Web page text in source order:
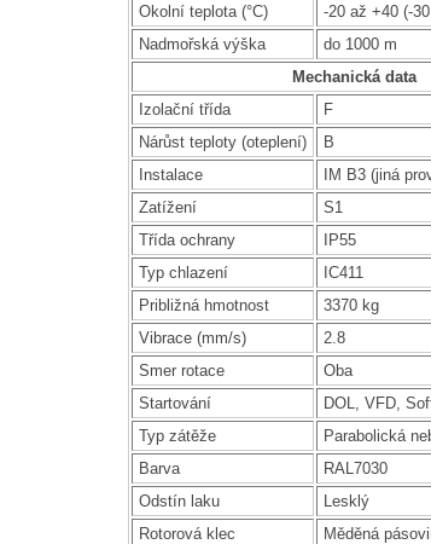
Okolní teplota (°C)
-20 až +40 (-
Nadmořská výška
do 1000 m
Mechanická data
Izolační třída
F
Nárůst teploty (oteplení)
B
Instalace
IM B3 (jiná
Zatížení
S1
Třída ochrany
IP55
Typ chlazení
IC411
Približná hmotnost
3370 kg
Vibrace (mm/s)
2.8
Smer rotace
Oba
Startování
DOL, VFD,
Typ zátěže
Parabolická
Barva
RAL7030
Odstín laku
Lesklý
Rotorová klec
Měděná